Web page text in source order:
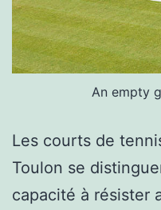
An empty
Les courts de
Toulon se
capacité à résister